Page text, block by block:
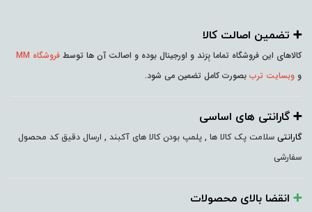
➕️ تضمین اصالت کالا
کالاهای این فروشگاه تماما بِرَند و اورجینال بوده و اصالت آن ها توسط فروشگاه MM
و وبسایت ترب بصورت کامل تضمین می شود.
➕️ گارانتی های اساسی
گارانتی سلامت پک کالا ها , پلمپ بودن کالا های آکبند , ارسال دقیق کد محصول
سفارشی
➕️ انقضا بالای محصولات